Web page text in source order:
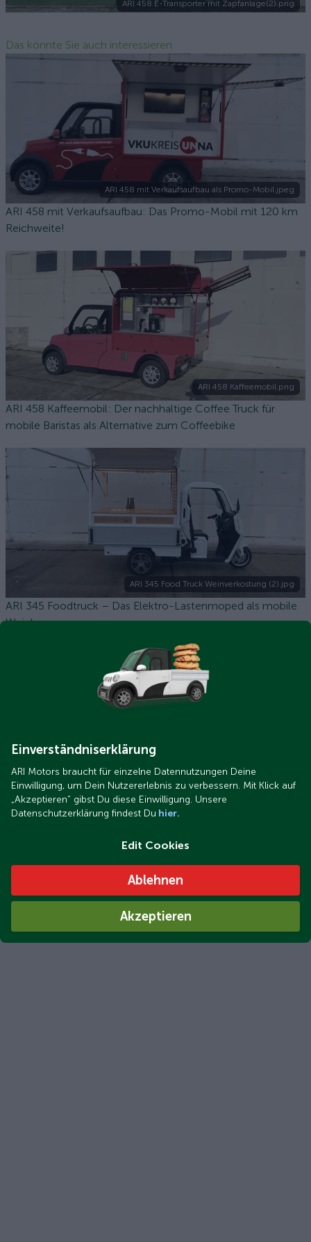
ARI 458 E-Transporter mit Zapfanlage(2).png
Das könnte Sie auch interessieren
ARI 458 mit Verkaufsaufbau als Promo-Mobil.jpeg
ARI 458 mit Verkaufsaufbau: Das Promo-Mobil mit 120 km
Reichweite!
ARI 458 Kaffeemobil.png
ARI 458 Kaffeemobil: Der nachhaltige Coffee Truck für
mobile Baristas als Alternative zum Coffeebike
ARI 345 Food Truck Weinverkostung (2).jpg
ARI 345 Foodtruck – Das Elektro-Lastenmoped als mobile
Weinbar
Einverständniserklärung
ARI Motors braucht für einzelne Datennutzungen Deine
Einwilligung, um Dein Nutzererlebnis zu verbessern. Mit Klick auf
„Akzeptieren“ gibst Du diese Einwilligung. Unsere
Datenschutzerklärung findest Du hier.
Edit Cookies
Ablehnen
Akzeptieren